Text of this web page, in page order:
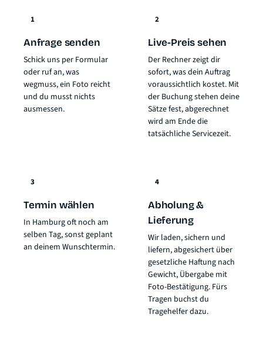
1
Anfrage senden
Schick uns per Formular
oder ruf an, was
wegmuss, ein Foto reicht
und du musst nichts
ausmessen.
2
Live-Preis sehen
Der Rechner zeigt dir
sofort, was dein Auftrag
voraussichtlich kostet. Mit
der Buchung stehen deine
Sätze fest, abgerechnet
wird am Ende die
tatsächliche Servicezeit.
3
Termin wählen
In Hamburg oft noch am
selben Tag, sonst geplant
an deinem Wunschtermin.
4
Abholung &
Lieferung
Wir laden, sichern und
liefern, abgesichert über
gesetzliche Haftung nach
Gewicht, Übergabe mit
Foto-Bestätigung. Fürs
Tragen buchst du
Tragehelfer dazu.